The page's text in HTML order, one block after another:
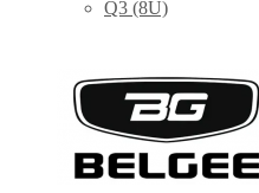
Q3 (8U)